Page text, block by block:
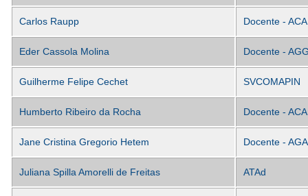
Carlos Raupp Docente - ACA
Eder Cassola Molina Docente -
Guilherme Felipe Cechet SVCOMAPIN
Humberto Ribeiro da Rocha Docente - ACA
Jane Cristina Gregorio Hetem Docente - AGA
Juliana Spilla Amorelli de Freitas ATAd